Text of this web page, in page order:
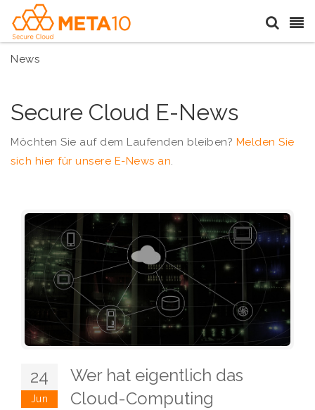
News
Secure Cloud E-News
Möchten Sie auf dem Laufenden bleiben? Melden Sie
sich hier für unsere E-News an.
24
Jun
Wer hat eigentlich das
Cloud-Computing